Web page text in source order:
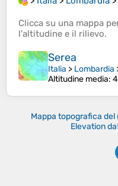
Clicca su una mappa
l'altitudine e il rilievo.
Serea
Italia > Lombardia
Altitudine media:
Mappa topografica del
Elevation